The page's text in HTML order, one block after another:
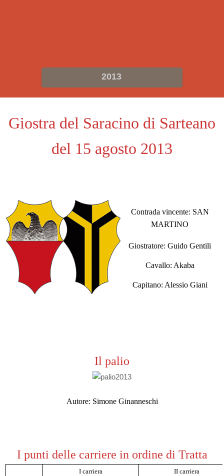
2013
Giostra del Saracino di Sarteano
del 15 agosto 2013
Contrada vincente: SAN
MARTINO
Giostratore: Guido Gentili
Cavallo: Akaba
Capitano: Alessio Giani
Il palio
Autore: Simone Ginanneschi
I punti delle carriere in ordine di Tratta
I carriera
II carriera